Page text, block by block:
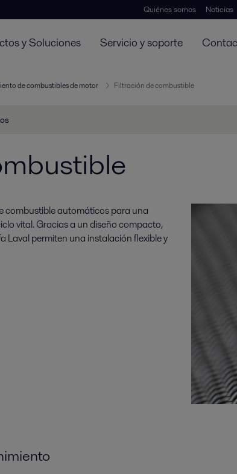
Quiénes somos Noticias
y Soluciones Servicio y soporte
de combustibles de motor Filtración de combustible
combustible automáticos para una
vital. Gracias a un diseño compacto,
Laval permiten una instalación flexible y